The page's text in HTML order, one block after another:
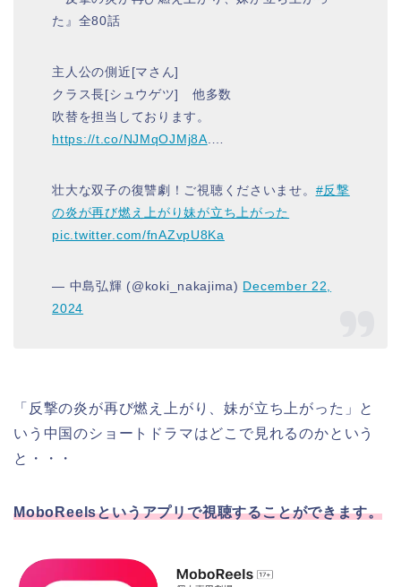
た』全80話
主人公の側近[マさん]
クラス長[シュウゲツ] 他多数
吹替を担当しております。
https://t.co/NJMqOJMj8A.…
壮大な双子の復讐劇！ご視聴くださいませ。 #反撃
の炎が再び燃え上がり妹が立ち上がった
pic.twitter.com/fnAZvpU8Ka
— 中島弘輝 (@koki_nakajima) December 22,
2024
「反撃の炎が再び燃え上がり、妹が立ち上がった」と
いう中国のショートドラマはどこで見れるのかという
と・・・
MoboReelsというアプリで視聴することができます。